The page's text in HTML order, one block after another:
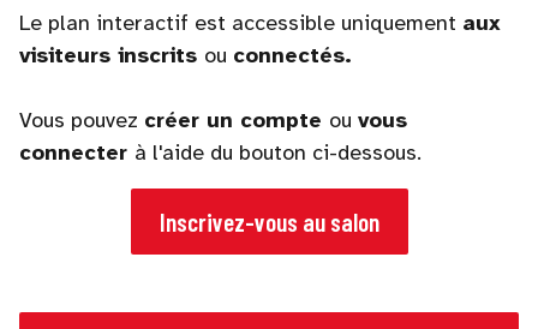
Le plan interactif est accessible uniquement aux
visiteurs inscrits ou connectés.
Vous pouvez créer un compte ou vous
connecter à l'aide du bouton ci-dessous.
Inscrivez-vous au salon